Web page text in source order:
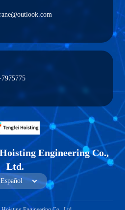
Engineering Co.,
Ltd.